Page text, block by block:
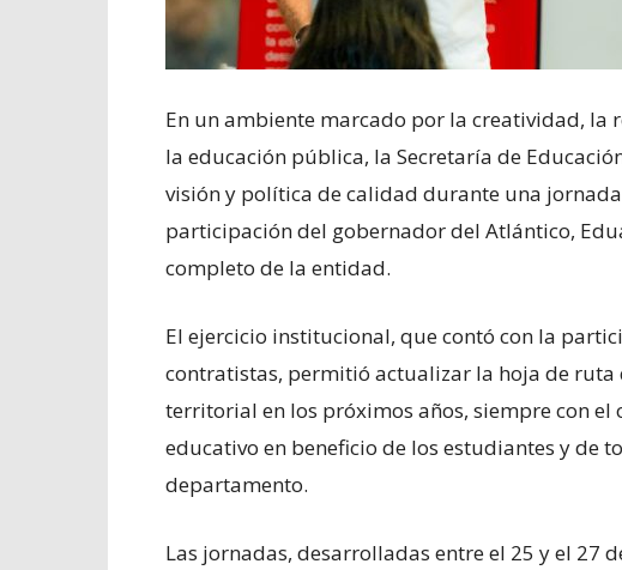
En un ambiente marcado por la creatividad, la
la educación pública, la Secretaría de
visión y política de calidad durante una
participación del gobernador del Atlántico,
completo de la entidad.
El ejercicio institucional, que contó con la
contratistas, permitió actualizar la hoja de
territorial en los próximos años, siempre con el
educativo en beneficio de los estudiantes y de
departamento.
Las jornadas, desarrolladas entre el 25 y el 27